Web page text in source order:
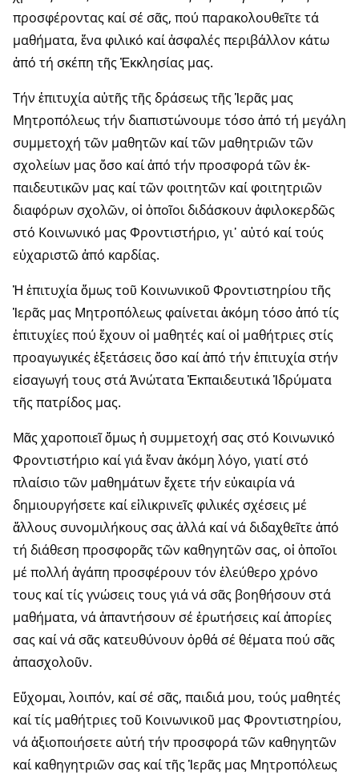
προσφέροντας καί σέ σᾶς, πού παρακολουθεῖτε τά
μαθήματα, ἕνα φιλικό καί ἀσφαλές περιβάλ­λον κάτω
ἀπό τή σκέπη τῆς Ἐκ­κλη­σίας μας.
Τήν ἐπιτυχία αὐτῆς τῆς δράσεως τῆς Ἱερᾶς μας
Μητροπόλεως τήν διαπιστώνουμε τόσο ἀπό τή μεγά­λη
συμμετοχή τῶν μαθητῶν καί τῶν μαθητριῶν τῶν
σχολείων μας ὅσο καί ἀπό τήν προσφορά τῶν ἐκ­
παιδευτικῶν μας καί τῶν φοι­τη­τῶν καί φοιτητριῶν
διαφόρων σχολῶν, οἱ ὁποῖοι διδάσκουν ἀφι­λοκερδῶς
στό Κοινωνικό μας Φρο­ντιστήριο, γι᾽ αὐτό καί τούς
εὐχα­ριστῶ ἀπό καρδίας.
Ἡ ἐπιτυχία ὅμως τοῦ Κοινωνι­κοῦ Φροντιστηρίου τῆς
Ἱερᾶς μας Μητροπόλεως φαίνεται ἀκόμη τόσο ἀπό τίς
ἐπιτυχίες πού ἔχουν οἱ μαθητές καί οἱ μαθήτριες στίς
προαγωγικές ἐξετάσεις ὅσο καί ἀπό τήν ἐπιτυχία στήν
εἰσαγωγή τους στά Ἀνώτατα Ἐκπαιδευτικά Ἱδρύματα
τῆς πατρίδος μας.
Μᾶς χαροποιεῖ ὅμως ἡ συμμετο­χή σας στό Κοινωνικό
Φροντιστή­ριο καί γιά ἕναν ἀκόμη λόγο, γιατί στό
πλαίσιο τῶν μαθημάτων ἔχετε τήν εὐκαιρία νά
δημιουργήσετε καί εἰλικρινεῖς φιλικές σχέσεις μέ
ἄλλους συνομιλήκους σας ἀλλά καί νά διδαχθεῖτε ἀπό
τή διάθεση προσφορᾶς τῶν καθηγητῶν σας, οἱ ὁποῖοι
μέ πολλή ἀγάπη προσφέ­ρουν τόν ἐλεύθερο χρόνο
τους καί τίς γνώσεις τους γιά νά σᾶς βοη­θήσουν στά
μαθήματα, νά ἀπαντή­σουν σέ ἐρωτήσεις καί ἀπορίες
σας καί νά σᾶς κατευθύνουν ὀρθά σέ θέματα πού σᾶς
ἀπασχολοῦν.
Εὔχομαι, λοιπόν, καί σέ σᾶς, παι­διά μου, τούς μαθητές
καί τίς μαθή­­τριες τοῦ Κοινωνικοῦ μας Φρο­ντι­στη­ρίου,
νά ἀξιοποιήσετε αὐτή τήν προσφορά τῶν καθηγη­τῶν
καί καθηγητριῶν σας καί τῆς Ἱερᾶς μας Μητροπόλεως